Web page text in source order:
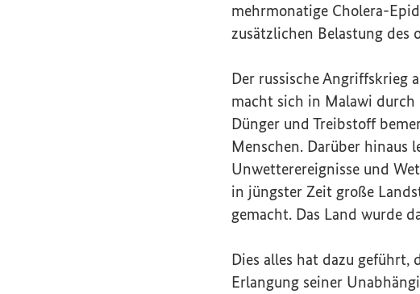
mehrmonatige Cholera-
zusätzlichen Belastung des
Der russische Angriffskrieg
macht sich in Malawi
Dünger und Treibstoff
Menschen. Darüber hinaus
Unwetterereignisse und
in jüngster Zeit große
gemacht. Das Land wurde
Dies alles hat dazu
Erlangung seiner